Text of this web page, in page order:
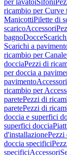
per lavatoiSifoni
ricambio per Curve
ManicottiPilette di
scaricoAccessori
bagnoDocce
Scarichi a
ricambio per
docciaPezzi di
per doccia a
pavimento
ricambio per
paretePezzi di
paretePezzi di
doccia e superfici
superfici doccia
d'installazionePezzi
doccia specifici
specificiAccessori